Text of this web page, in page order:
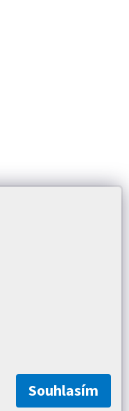
Souhlasím